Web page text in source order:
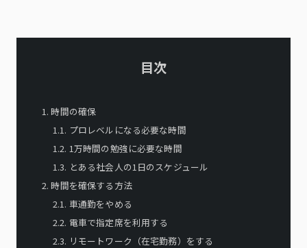
目次
1. 時間の確保
1.1. プロレベルになる必要な時間
1.2. 1万時間の勉強に必要な時間
1.3. とある社会人の1日のスケジュール
2. 時間を確保する方法
2.1. 車通勤をやめる
2.2. 電車で指定席を利用する
2.3. リモートワーク（在宅勤務）をする